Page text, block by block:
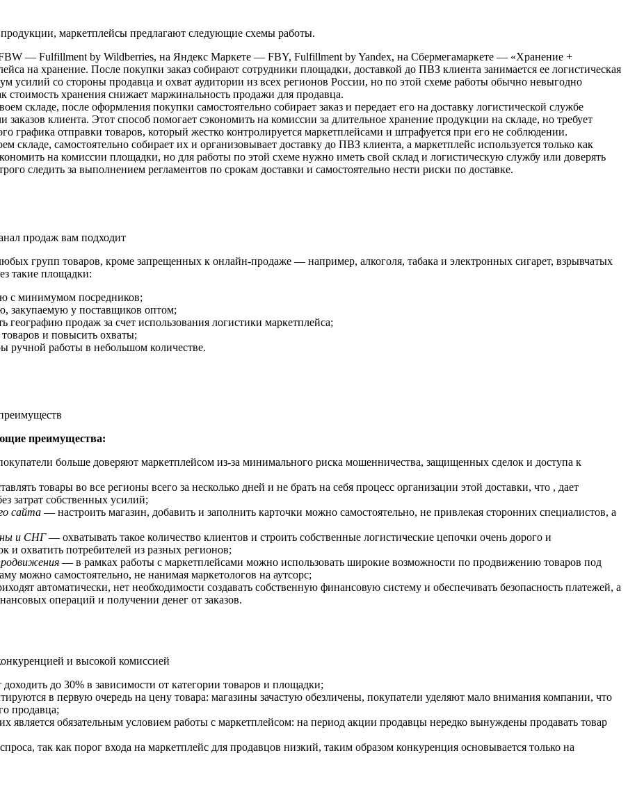
маркетплейсы предлагают следующие схемы работы.
— Fulfillment by Wildberries, на Яндекс Маркете — FBY, Fulfillment by Yandex, на Сбермегамаркете — «Хранение +
на хранение. После покупки заказ собирают сотрудники площадки, доставкой до ПВЗ клиента занимается ее логистическая
усилий со стороны продавца и охват аудитории из всех регионов России, но по этой схеме работы обычно невыгодно
стоимость хранения снижает маржинальность продажи для продавца.
складе, после оформления покупки самостоятельно собирает заказ и передает его на доставку логистической службе
заказов клиента. Этот способ помогает сэкономить на комиссии за длительное хранение продукции на складе, но требует
графика отправки товаров, который жестко контролируется маркетплейсами и штрафуется при его не соблюдении.
самостоятельно собирает их и организовывает доставку до ПВЗ клиента, а маркетплейс используется только как
на комиссии площадки, но для работы по этой схеме нужно иметь свой склад и логистическую службу или доверять
следить за выполнением регламентов по срокам доставки и самостоятельно нести риски по доставке.
продаж вам подходит
групп товаров, кроме запрещенных к онлайн-продаже — например, алкоголя, табака и электронных сигарет, взрывчатых
такие площадки:
с минимумом посредников;
закупаемую у поставщиков оптом;
географию продаж за счет использования логистики маркетплейса;
товаров и повысить охваты;
ручной работы в небольшом количестве.
преимущества:
больше доверяют маркетплейсом из-за минимального риска мошенничества, защищенных сделок и доступа к
товары во все регионы всего за несколько дней и не брать на себя процесс организации этой доставки, что , дает
затрат собственных усилий;
сайта — настроить магазин, добавить и заполнить карточки можно самостоятельно, не привлекая сторонних специалистов, а
и СНГ— охватывать такое количество клиентов и строить собственные логистические цепочки очень дорого и
и охватить потребителей из разных регионов;
— в рамках работы с маркетплейсами можно использовать широкие возможности по продвижению товаров под
можно самостоятельно, не нанимая маркетологов на аутсорс;
автоматически, нет необходимости создавать собственную финансовую систему и обеспечивать безопасность платежей, а
операций и получении денег от заказов.
и высокой комиссией
до 30% в зависимости от категории товаров и площадки;
в первую очередь на цену товара: магазины зачастую обезличены, покупатели уделяют мало внимания компании, что
продавца;
является обязательным условием работы с маркетплейсом: на период акции продавцы нередко вынуждены продавать товар
так как порог входа на маркетплейс для продавцов низкий, таким образом конкуренция основывается только на